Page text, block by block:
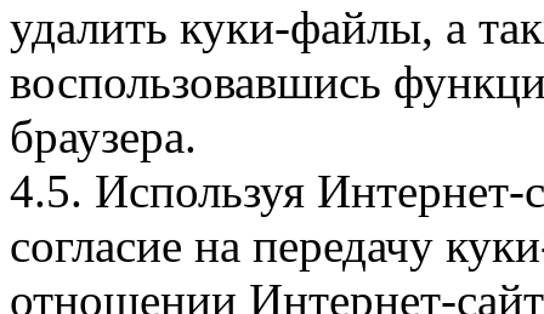
удалить куки-файлы, а
воспользовавшись
браузера.
4.5. Используя Интернет-
согласие на передачу
отношении Интернет-